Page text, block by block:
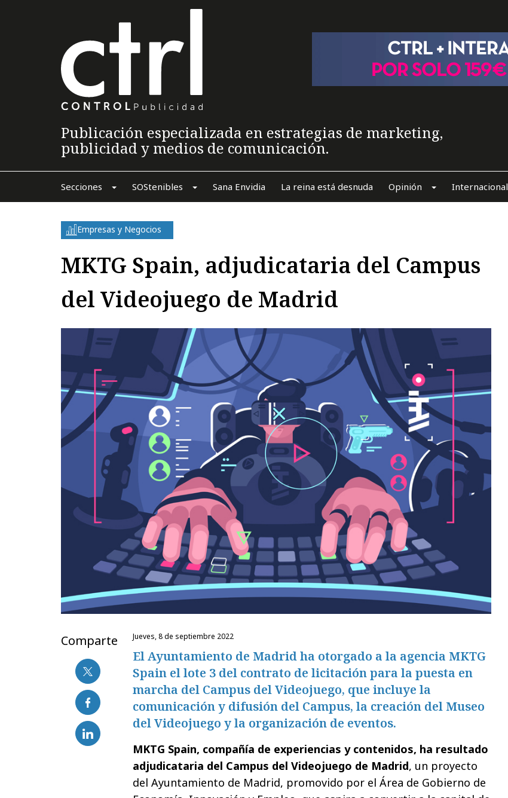
Publicación especializada en estrategias de marketing,
publicidad y medios de comunicación.
Secciones SOStenibles Sana Envidia La reina está desnuda Opinión Internacional
Empresas y Negocios
MKTG Spain, adjudicataria del Campus
del Videojuego de Madrid
Comparte jueves, 8 de septiembre 2022
El Ayuntamiento de Madrid ha otorgado a la agencia MKTG
Spain el lote 3 del contrato de licitación para la puesta en
marcha del Campus del Videojuego, que incluye la
comunicación y difusión del Campus, la creación del Museo
del Videojuego y la organización de eventos.
MKTG Spain, compañía de experiencias y contenidos, ha resultado
adjudicataria del Campus del Videojuego de Madrid, un proyecto
del Ayuntamiento de Madrid, promovido por el Área de Gobierno de